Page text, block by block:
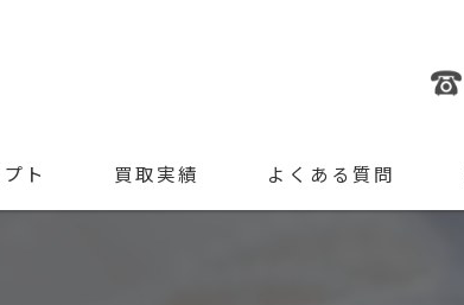
ト 買取実績 よくある質問